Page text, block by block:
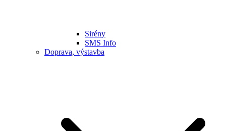
Sirény
SMS Info
Doprava, výstavba